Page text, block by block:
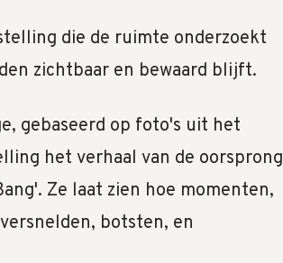
die de ruimte onderzoekt
zichtbaar en bewaard blijft.
gebaseerd op foto's uit het
het verhaal van de oorsprong
Ze laat zien hoe momenten,
botsten, en